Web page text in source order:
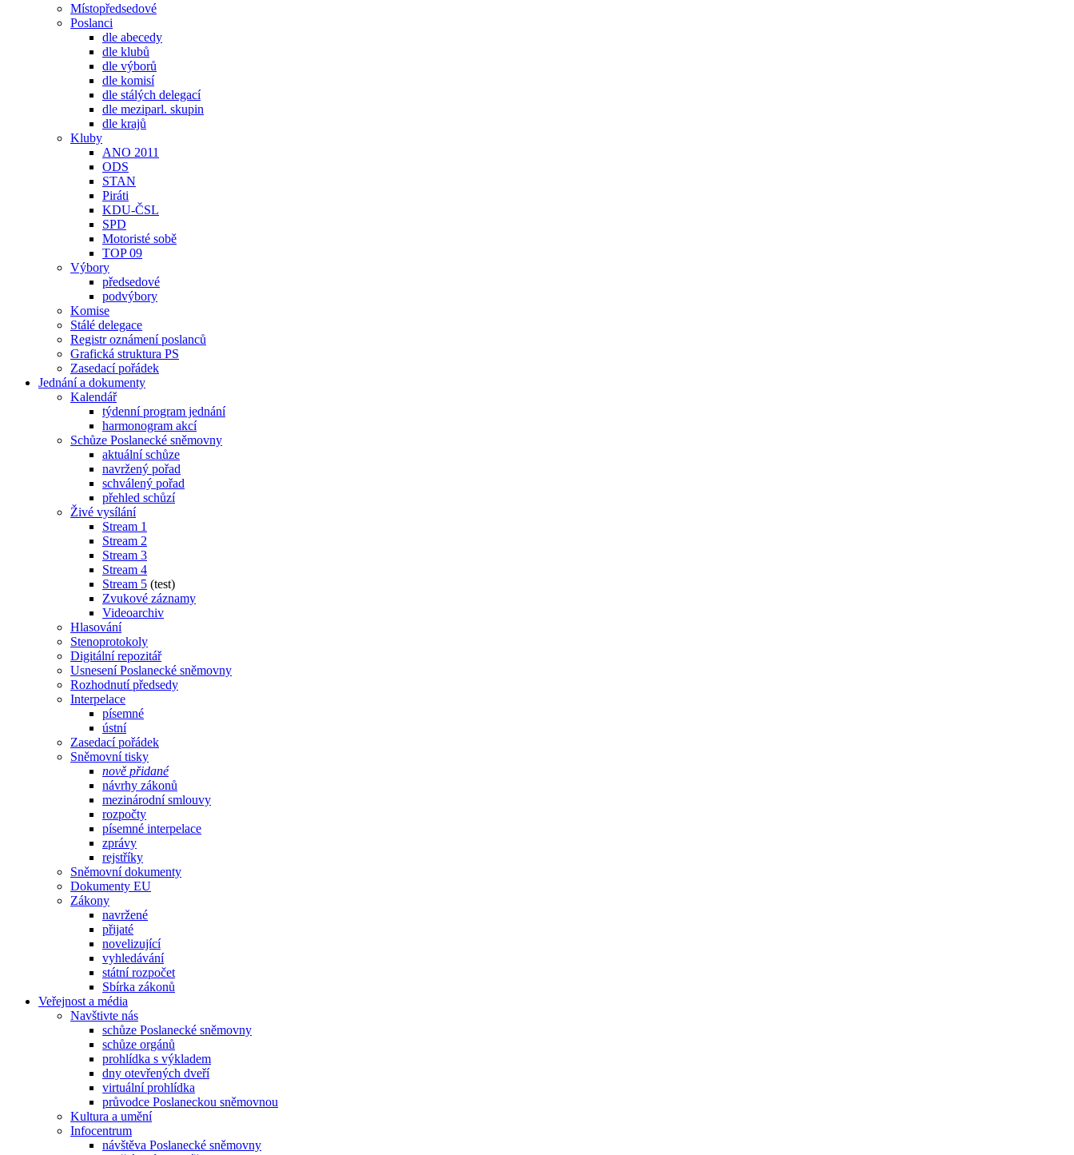
Místopředsedové
Poslanci
dle abecedy
dle klubů
dle výborů
dle komisí
dle stálých delegací
dle meziparl. skupin
dle krajů
Kluby
ANO 2011
ODS
STAN
Piráti
KDU-ČSL
SPD
Motoristé sobě
TOP 09
Výbory
předsedové
podvýbory
Komise
Stálé delegace
Registr oznámení poslanců
Grafická struktura PS
Zasedací pořádek
Jednání a dokumenty
Kalendář
týdenní program jednání
harmonogram akcí
Schůze Poslanecké sněmovny
aktuální schůze
navržený pořad
schválený pořad
přehled schůzí
Živé vysílání
Stream 1
Stream 2
Stream 3
Stream 4
Stream 5 (test)
Zvukové záznamy
Videoarchiv
Hlasování
Stenoprotokoly
Digitální repozitář
Usnesení Poslanecké sněmovny
Rozhodnutí předsedy
Interpelace
písemné
ústní
Zasedací pořádek
Sněmovní tisky
nově přidané
návrhy zákonů
mezinárodní smlouvy
rozpočty
písemné interpelace
zprávy
rejstříky
Sněmovní dokumenty
Dokumenty EU
Zákony
navržené
přijaté
novelizující
vyhledávání
státní rozpočet
Sbírka zákonů
Veřejnost a média
Navštivte nás
schůze Poslanecké sněmovny
schůze orgánů
prohlídka s výkladem
dny otevřených dveří
virtuální prohlídka
průvodce Poslaneckou sněmovnou
Kultura a umění
Infocentrum
návštěva Poslanecké sněmovny